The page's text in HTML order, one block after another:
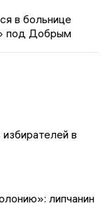
в больнице
под Добрым
в
липчанин